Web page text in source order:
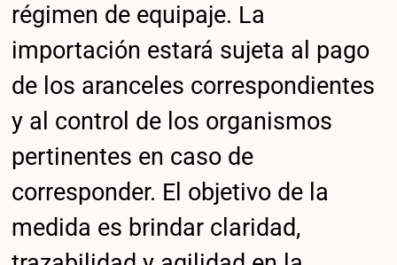
régimen de equipaje. La
importación estará sujeta al pago
de los aranceles correspondientes
y al control de los organismos
pertinentes en caso de
corresponder. El objetivo de la
medida es brindar claridad,